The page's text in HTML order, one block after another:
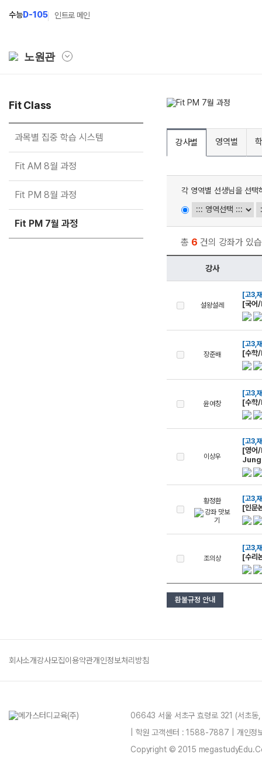
수능D-105 인트로 메인
노원관
학원소개
학원안내
연간학사일정
캠퍼스생활
주간식단표
학원시설
N Class
수준별 맞춤합격시스템
2027 파이널 정규반
2027 N수 정규반
2027 N수 예체능반
2027 지역의사제 특별반
대학별 논술 파이널 특강
N
과목
Fit
Fit
Fit
Fit Class
과목별 집중 학습 시스템
Fit AM 8월 과정
Fit PM 8월 과정
Fit PM 7월 과정
강사별
각 영역별 선생님을 선택
영역별
총 6 건의 강좌가 있
강사
설왕설레
[고3,
[국어/
장준배
[고3,
[수학/
윤여창
[고3,
[수학/
이상우
[고3,
[영어
황정환 [고3,
[인문
조의상
[고3,
[수리
환불규정 안내
회사소개강사모집이용약관개인정보처리방침
06643 서울 서초구 효령로 321 (서초
| 학원 고객센터 : 1588-7887 | 개인
Copyright © 2015